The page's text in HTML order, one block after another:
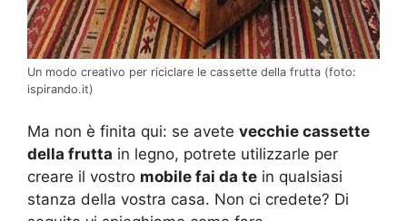
Un modo creativo per riciclare le cassette della frutta (foto:
ispirando.it)
Ma non è finita qui: se avete vecchie cassette
della frutta in legno, potrete utilizzarle per
creare il vostro mobile fai da te in qualsiasi
stanza della vostra casa. Non ci credete? Di